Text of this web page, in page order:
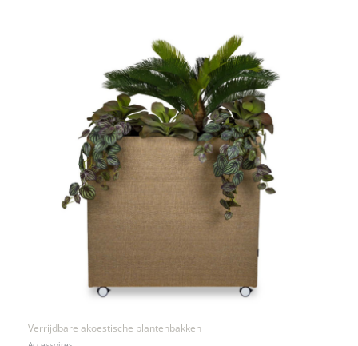
Verrijdbare akoestische plantenbakken